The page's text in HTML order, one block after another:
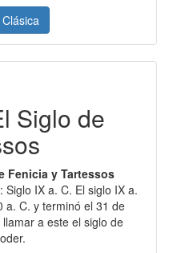
Siglo de
Fenicia y Tartessos
a. C. y terminó el 31 de
a este el siglo de